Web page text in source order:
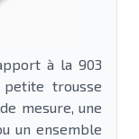
à la 903
trousse
mesure, une
un ensemble